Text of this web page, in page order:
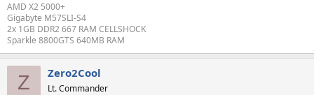
AMD X2 5000+
Gigabyte M57SLI-S4
2x 1GB DDR2 667 RAM CELLSHOCK
Sparkle 8800GTS 640MB RAM
Z Zero2Cool
Lt. Commander